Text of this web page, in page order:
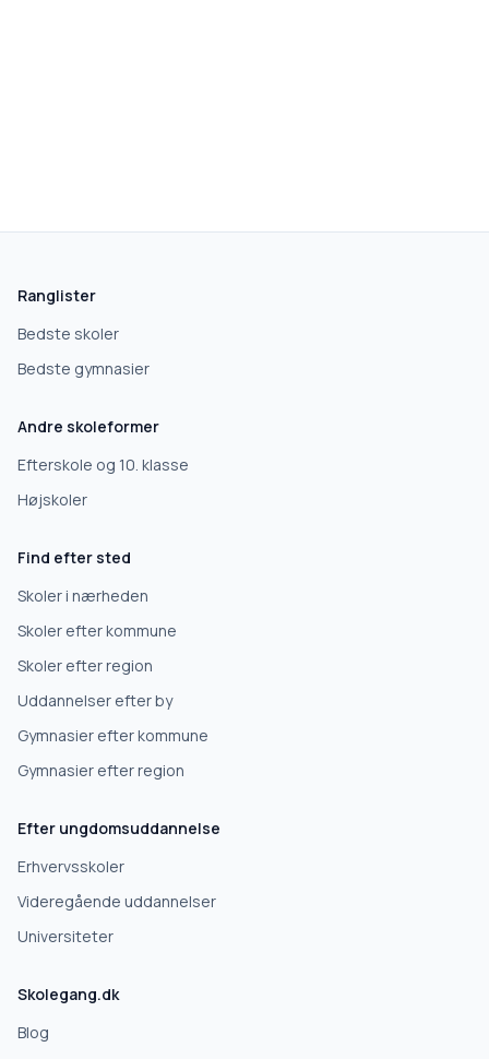
Hvad leder du efter?
Grundskole
10. klasse
Erhvervsuddannelse
Videregående uddannelse
Ranglister
Bedste skoler
Bedste gymnasier
Andre skoleformer
Efterskole og 10. klasse
Højskoler
Find efter sted
Skoler i nærheden
Skoler efter kommune
Skoler efter region
Uddannelser efter by
Gymnasier efter kommune
Gymnasier efter region
Efter ungdomsuddannelse
Erhvervsskoler
Videregående uddannelser
Universiteter
Skolegang.dk
Blog